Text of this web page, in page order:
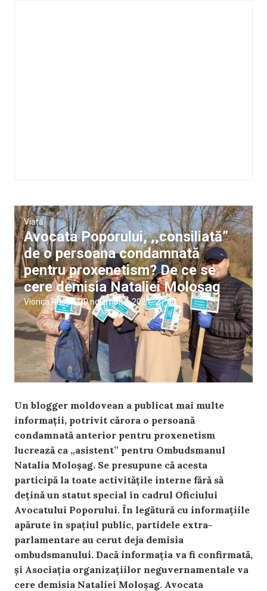
Viață
Avocata Poporului, ,,consiliată”
de o persoana condamnată
pentru proxenetism? De ce se
cere demisia Nataliei Moloșag
Viorica Rusu |30 noiembrie, 2021 21:00
Un blogger moldovean a publicat mai multe
informații, potrivit cărora o persoană
condamnată anterior pentru proxenetism
lucrează ca „asistent” pentru Ombudsmanul
Natalia Moloșag. Se presupune că acesta
participă la toate activitățile interne fără să
dețină un statut special în cadrul Oficiului
Avocatului Poporului. În legătură cu informațiile
apărute în spațiul public, partidele extra-
parlamentare au cerut deja demisia
ombudsmanului. Dacă informația va fi confirmată,
și Asociaţia organizaţiilor neguvernamentale va
cere demisia Nataliei Moloșag. Avocata